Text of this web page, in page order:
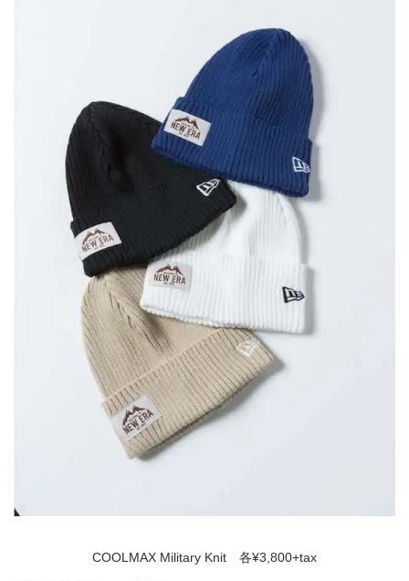
COOLMAX Military Knit 各¥3,800+tax